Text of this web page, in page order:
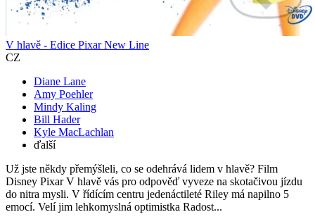
V hlavě - Edice Pixar New Line
CZ
Diane Lane
Amy Poehler
Mindy Kaling
Bill Hader
Kyle MacLachlan
ďalší
Už jste někdy přemýšleli, co se odehrává lidem v hlavě? Film
Disney Pixar V hlavě vás pro odpověď vyveze na skotačivou jízdu
do nitra mysli. V řídícím centru jedenáctileté Riley má napilno 5
emocí. Velí jim lehkomyslná optimistka Radost...